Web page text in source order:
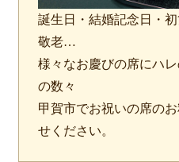
お魚メイン弁当
お野菜メイン弁当
旬の食材弁当
種類から選ぶ
誕生日・結婚記念日・
敬老…
様々なお慶びの席にハ
の数々
甲賀市でお祝いの席の
せください。トが貯まります。